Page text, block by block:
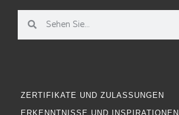
ZERTIFIKATE UND ZULASSUNGEN
ERKENNTNISSE UND INSPIRATIONEN